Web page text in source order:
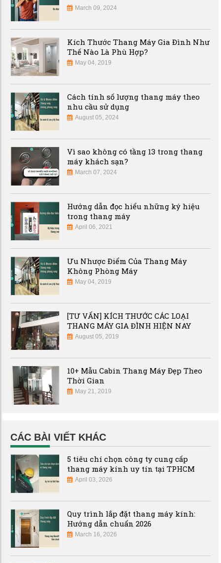
March 09, 2024
Kích Thước Thang Máy Gia Đình Như
Thế Nào Là Phù Hợp?
May 04, 2019
Cách tính số lượng thang máy theo
nhu cầu sử dụng
August 05, 2024
Vì sao không có tầng 13 trong thang
máy khách sạn?
March 07, 2024
Hướng dẫn đọc hiểu những ký hiệu
trong thang máy
April 06, 2021
Ưu Nhược Điểm Của Thang Máy
Không Phòng Máy
May 04, 2019
[TƯ VẤN] KÍCH THƯỚC CÁC LOẠI
THANG MÁY GIA ĐÌNH HIỆN NAY
August 05, 2019
10+ Mẫu Cabin Thang Máy Đẹp Theo
Thời Gian
May 21, 2019
CÁC BÀI VIẾT KHÁC
5 tiêu chí chọn công ty cung cấp
thang máy kính uy tín tại TPHCM
April 03, 2026
Quy trình lắp đặt thang máy kính:
Hướng dẫn chuẩn 2026
March 16, 2026